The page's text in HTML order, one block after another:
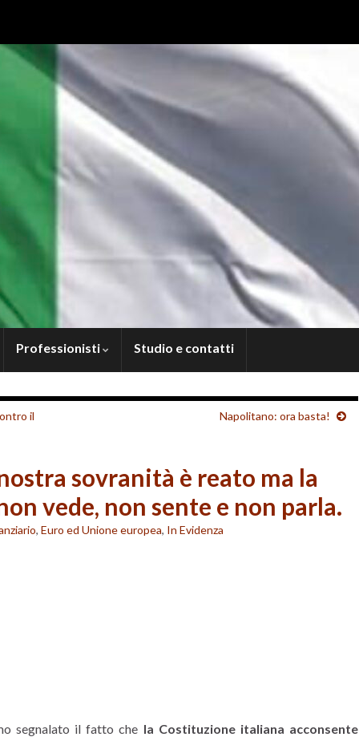
Professionisti Studio e contatti
il
Napolitano: ora basta!
sovranità è reato ma la
vede, non sente e non parla.
, Euro ed Unione europea, In Evidenza
segnalato il fatto che la Costituzione italiana acconsente